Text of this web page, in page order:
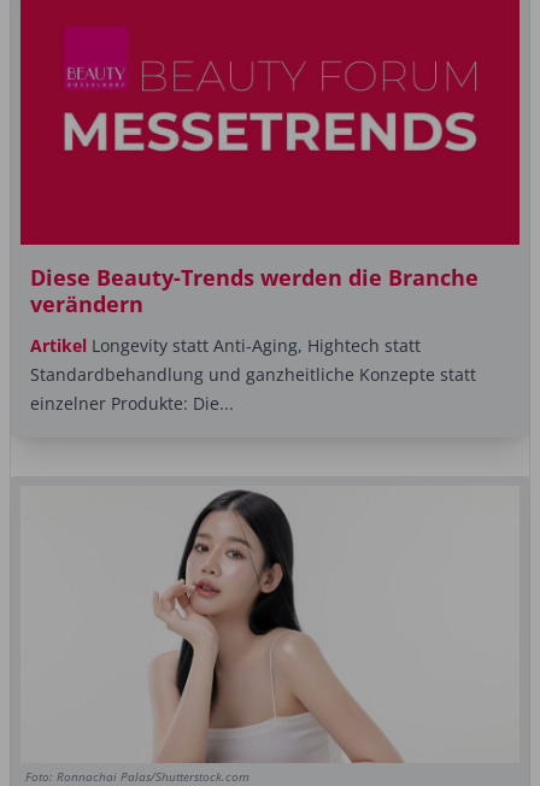
Diese Beauty-Trends werden die Branche
verändern
Artikel Longevity statt Anti-Aging, Hightech statt
Standardbehandlung und ganzheitliche Konzepte statt
einzelner Produkte: Die...
Foto: Ronnachai Palas/Shutterstock.com